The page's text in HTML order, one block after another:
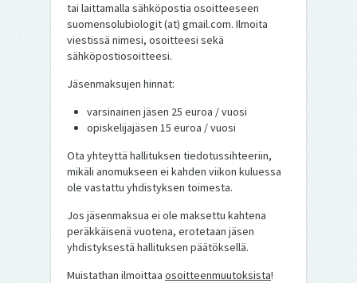
tai laittamalla sähköpostia osoitteeseen
suomensolubiologit (at) gmail.com. Ilmoita
viestissä nimesi, osoitteesi sekä
sähköpostiosoitteesi.
Jäsenmaksujen hinnat:
varsinainen jäsen 25 euroa / vuosi
opiskelijajäsen 15 euroa / vuosi
Ota yhteyttä hallituksen tiedotussihteeriin,
mikäli anomukseen ei kahden viikon kuluessa
ole vastattu yhdistyksen toimesta.
Jos jäsenmaksua ei ole maksettu kahtena
peräkkäisenä vuotena, erotetaan jäsen
yhdistyksestä hallituksen päätöksellä.
Muistathan ilmoittaa osoitteenmuutoksista!